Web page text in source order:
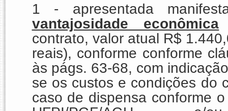
1 - apresentada
vantajosidade econômica
contrato, valor atual R$
reais), conforme conforme
às págs. 63-68, com
se os custos e condições do
caso de dispensa conforme